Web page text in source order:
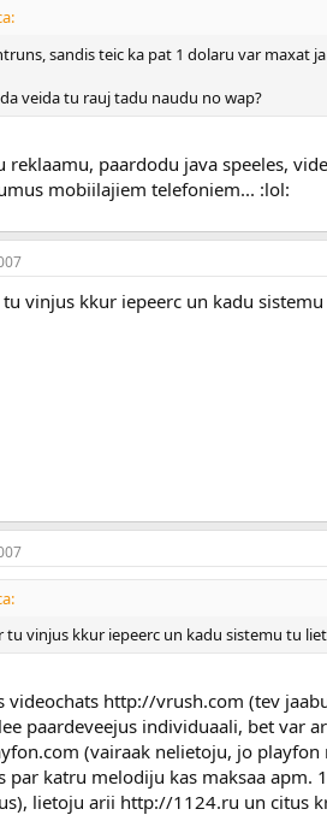
sandis teic ka pat 1 dolaru var maxat
veida tu rauj tadu naudu no wap?
reklaamu, paardodu java speeles,
mobiilajiem telefoniem... :lol:
vinjus kkur iepeerc un kadu
tu vinjus kkur iepeerc un kadu sistemu tu
videochats http://vrush.com (tev
paardeveejus individuaali, bet var
(vairaak nelietoju, jo
par katru melodiju kas maksaa apm.
lietoju arii http://1124.ru un citus